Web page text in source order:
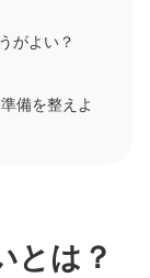
がよい？
備を整えよ
とは？